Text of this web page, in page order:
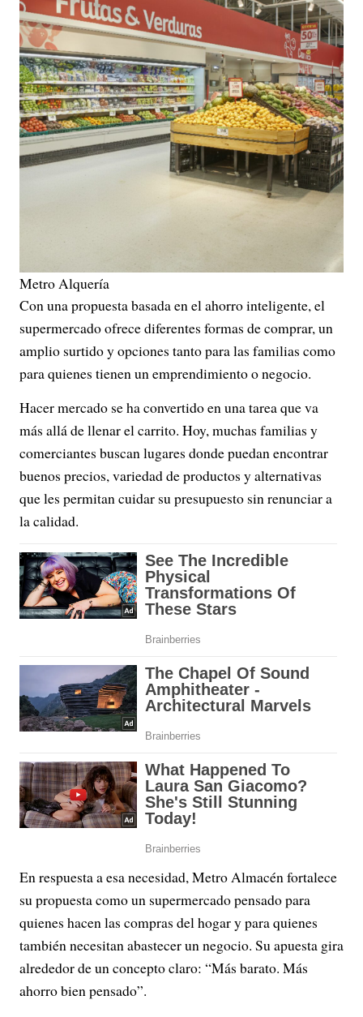
Metro Alquería
Con una propuesta basada en el ahorro inteligente, el
supermercado ofrece diferentes formas de comprar, un
amplio surtido y opciones tanto para las familias como
para quienes tienen un emprendimiento o negocio.
Hacer mercado se ha convertido en una tarea que va
más allá de llenar el carrito. Hoy, muchas familias y
comerciantes buscan lugares donde puedan encontrar
buenos precios, variedad de productos y alternativas
que les permitan cuidar su presupuesto sin renunciar a
la calidad.
En respuesta a esa necesidad, Metro Almacén fortalece
su propuesta como un supermercado pensado para
quienes hacen las compras del hogar y para quienes
también necesitan abastecer un negocio. Su apuesta gira
alrededor de un concepto claro: “Más barato. Más
ahorro bien pensado”.